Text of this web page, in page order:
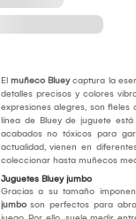
El muñeco Blueycaptura la
detalles precisos y colores
expresiones alegres, son
línea de Bluey de juguete
acabados no tóxicos para
actualidad, vienen en
coleccionar hasta muñecos
Juguetes Bluey jumbo
Gracias a su tamaño
jumboson perfectos para